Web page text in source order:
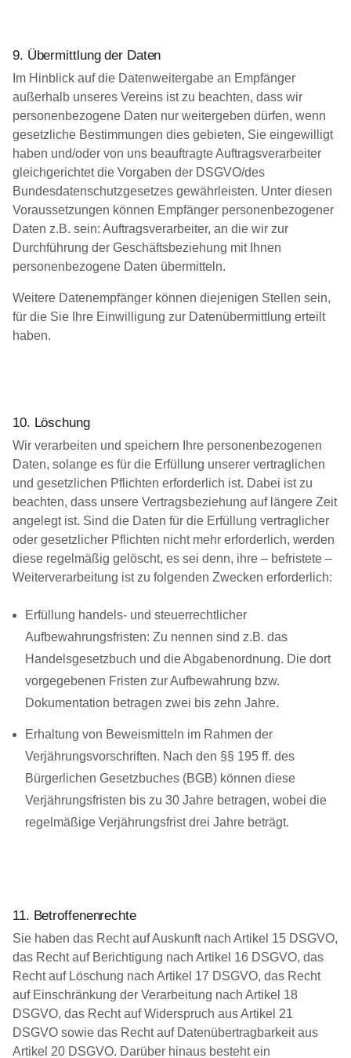
9. Übermittlung der Daten
Im Hinblick auf die Datenweitergabe an Empfänger
außerhalb unseres Vereins ist zu beachten, dass wir
personenbezogene Daten nur weitergeben dürfen, wenn
gesetzliche Bestimmungen dies gebieten, Sie eingewilligt
haben und/oder von uns beauftragte Auftragsverarbeiter
gleichgerichtet die Vorgaben der DSGVO/des
Bundesdatenschutzgesetzes gewährleisten. Unter diesen
Voraussetzungen können Empfänger personenbezogener
Daten z.B. sein: Auftragsverarbeiter, an die wir zur
Durchführung der Geschäftsbeziehung mit Ihnen
personenbezogene Daten übermitteln.
Weitere Datenempfänger können diejenigen Stellen sein,
für die Sie Ihre Einwilligung zur Datenübermittlung erteilt
haben.
10. Löschung
Wir verarbeiten und speichern Ihre personenbezogenen
Daten, solange es für die Erfüllung unserer vertraglichen
und gesetzlichen Pflichten erforderlich ist. Dabei ist zu
beachten, dass unsere Vertragsbeziehung auf längere Zeit
angelegt ist. Sind die Daten für die Erfüllung vertraglicher
oder gesetzlicher Pflichten nicht mehr erforderlich, werden
diese regelmäßig gelöscht, es sei denn, ihre – befristete –
Weiterverarbeitung ist zu folgenden Zwecken erforderlich:
Erfüllung handels- und steuerrechtlicher
Aufbewahrungsfristen: Zu nennen sind z.B. das
Handelsgesetzbuch und die Abgabenordnung. Die dort
vorgegebenen Fristen zur Aufbewahrung bzw.
Dokumentation betragen zwei bis zehn Jahre.
Erhaltung von Beweismitteln im Rahmen der
Verjährungsvorschriften. Nach den §§ 195 ff. des
Bürgerlichen Gesetzbuches (BGB) können diese
Verjährungsfristen bis zu 30 Jahre betragen, wobei die
regelmäßige Verjährungsfrist drei Jahre beträgt.
11. Betroffenenrechte
Sie haben das Recht auf Auskunft nach Artikel 15 DSGVO,
das Recht auf Berichtigung nach Artikel 16 DSGVO, das
Recht auf Löschung nach Artikel 17 DSGVO, das Recht
auf Einschränkung der Verarbeitung nach Artikel 18
DSGVO, das Recht auf Widerspruch aus Artikel 21
DSGVO sowie das Recht auf Datenübertragbarkeit aus
Artikel 20 DSGVO. Darüber hinaus besteht ein